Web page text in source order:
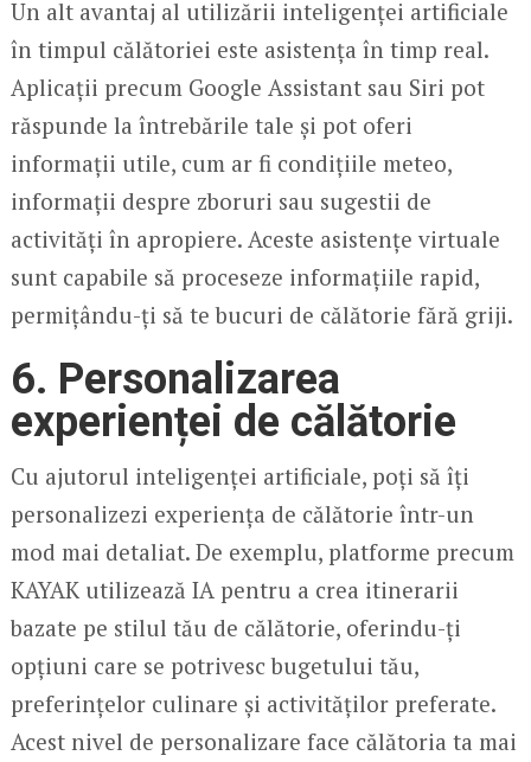
Un alt avantaj al utilizării inteligenței artificiale
în timpul călătoriei este asistența în timp real.
Aplicații precum Google Assistant sau Siri pot
răspunde la întrebările tale și pot oferi
informații utile, cum ar fi condițiile meteo,
informații despre zboruri sau sugestii de
activități în apropiere. Aceste asistențe virtuale
sunt capabile să proceseze informațiile rapid,
permițându-ți să te bucuri de călătorie fără griji.
6. Personalizarea
experienței de călătorie
Cu ajutorul inteligenței artificiale, poți să îți
personalizezi experiența de călătorie într-un
mod mai detaliat. De exemplu, platforme precum
KAYAK utilizează IA pentru a crea itinerarii
bazate pe stilul tău de călătorie, oferindu-ți
opțiuni care se potrivesc bugetului tău,
preferințelor culinare și activităților preferate.
Acest nivel de personalizare face călătoria ta mai